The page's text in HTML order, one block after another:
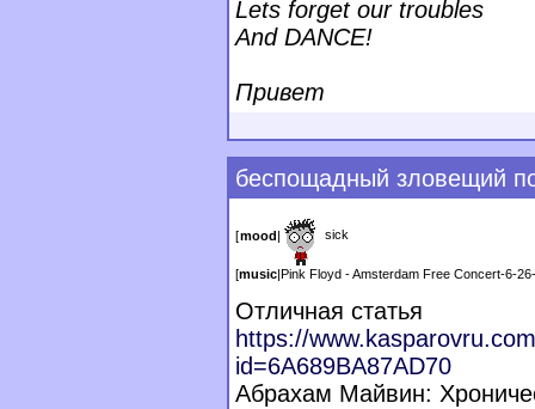
Lets forget our troubles
And DANCE!
Привет
беспощадный зловещий
[mood sick
[music Pink Floyd - Amsterdam Free Concert-6-
Отличная статья
https://
id=6A689BA87AD70
Абрахам Майвин: